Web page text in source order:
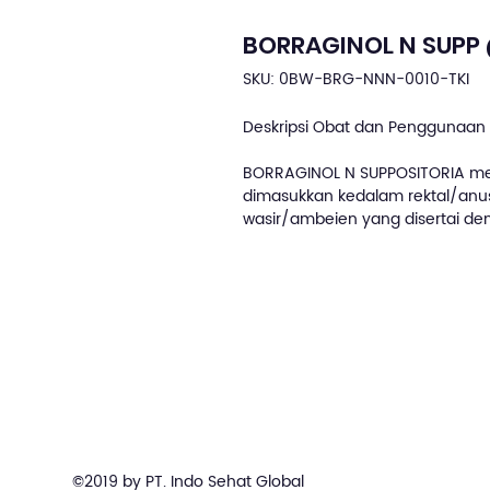
BORRAGINOL N
SKU: 0BW-BRG-NNN-0010-TKI
Deskripsi Obat dan
BORRAGINOL N
dimasukkan kedalam rektal/
wasir/ambeien yang disertai
©2019 by PT. Indo Sehat Global